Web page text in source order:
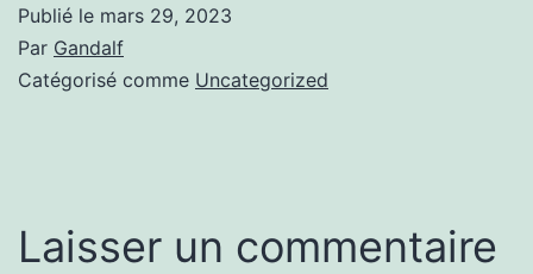
Publié le mars 29, 2023
Par Gandalf
Catégorisé comme Uncategorized
Laisser un commentaire